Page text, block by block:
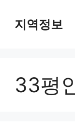
지역정보
33평